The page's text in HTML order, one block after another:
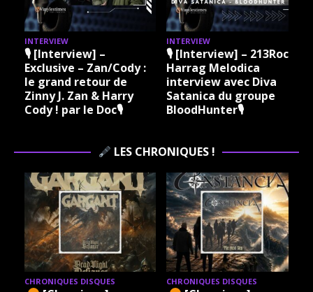
INTERVIEW
🎙 [Interview] – 213Rock
Harrag Melodica &
Madama Rock – Sylvie
Grare 20 07 2026
Vinylestimes Classic
INTERVIEW
🎙 [Interview] – 213Rock
Harrag Melodica Live
interview avec Hannes
Braun du groupe Kissin
Dynamite 🎙
LES CHRONIQUES !
CHRONIQUES DISQUES CHRONIQUES DISQUES